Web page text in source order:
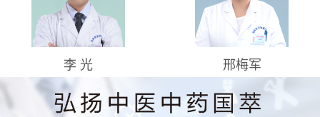
李 光 邢梅军